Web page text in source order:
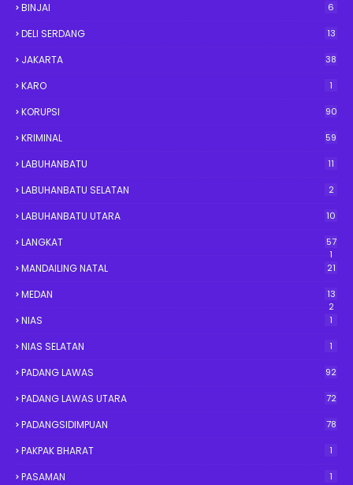
BINJAI 6
DELI SERDANG 13
JAKARTA 38
KARO 1
KORUPSI 90
KRIMINAL 59
LABUHANBATU 11
LABUHANBATU SELATAN 2
LABUHANBATU UTARA 10
LANGKAT
57
1
MANDAILING NATAL 21
MEDAN
13
2
NIAS 1
NIAS SELATAN 1
PADANG LAWAS 92
PADANG LAWAS UTARA 72
PADANGSIDIMPUAN 78
PAKPAK BHARAT 1
PASAMAN 1